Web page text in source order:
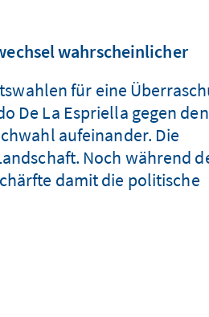
wahrscheinlicher
für eine
De La Espriella gegen den
aufeinander. Die
Noch während
damit die politische